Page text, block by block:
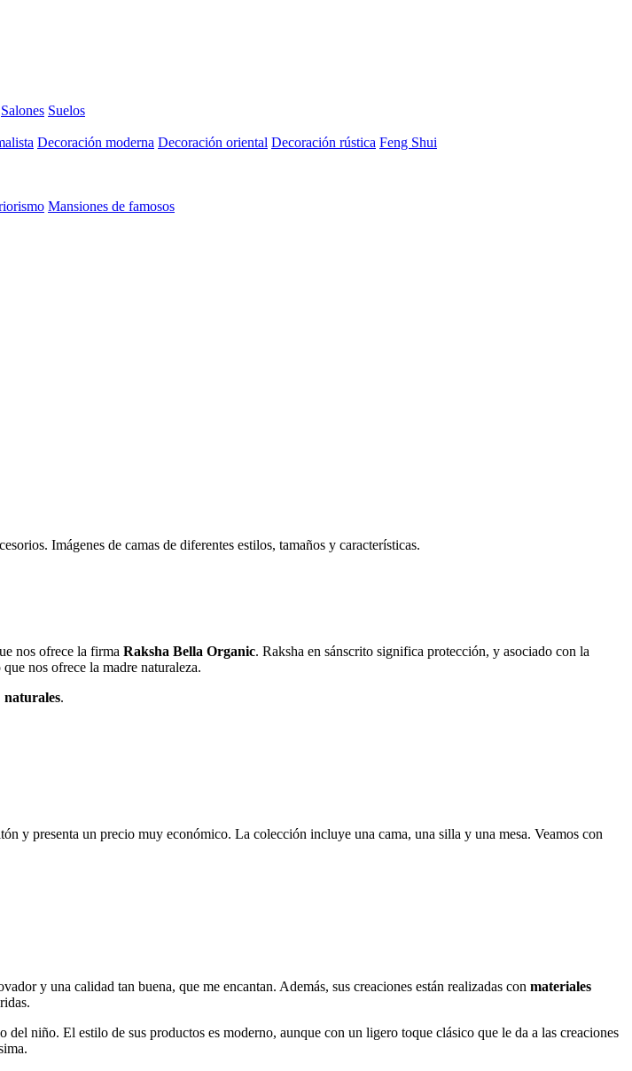
Salones Suelos
Decoración moderna Decoración oriental Decoración rústica Feng Shui
Mansiones de famosos
Imágenes de camas de diferentes estilos, tamaños y características.
nos ofrece la firma Raksha Bella Organic. Raksha en sánscrito significa protección, y asociado con la
nos ofrece la madre naturaleza.
naturales.
y presenta un precio muy económico. La colección incluye una cama, una silla y una mesa. Veamos con
y una calidad tan buena, que me encantan. Además, sus creaciones están realizadas con materiales
niño. El estilo de sus productos es moderno, aunque con un ligero toque clásico que le da a las creaciones